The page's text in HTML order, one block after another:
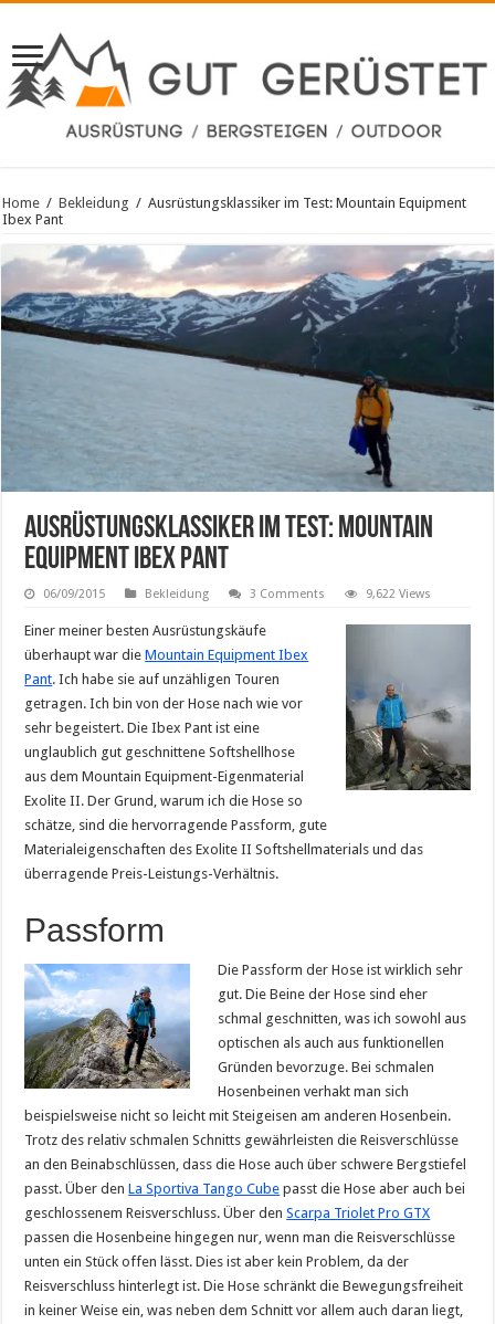
Home / Bekleidung / Ausrüstungsklassiker im Test: Mountain Equipment
Ibex Pant
Ausrüstungsklassiker im Test: Mountain
Equipment Ibex Pant
06/09/2015 Bekleidung 3 Comments 9,622 Views
Einer meiner besten Ausrüstungskäufe
überhaupt war dieMountain Equipment Ibex
Pant. Ich habe sie auf unzähligen Touren
getragen. Ich bin von der Hose nach wie vor
sehr begeistert. Die Ibex Pant ist eine
unglaublich gut geschnittene Softshellhose
aus dem Mountain Equipment-Eigenmaterial
Exolite II. Der Grund, warum ich die Hose so
schätze, sind die hervorragende Passform, gute
Materialeigenschaften des Exolite II Softshellmaterials und das
überragende Preis-Leistungs-Verhältnis.
Passform
Die Passform der Hose ist wirklich sehr
gut. Die Beine der Hose sind eher
schmal geschnitten, was ich sowohl aus
optischen als auch aus funktionellen
Gründen bevorzuge. Bei schmalen
Hosenbeinen verhakt man sich
beispielsweise nicht so leicht mit Steigeisen am anderen Hosenbein.
Trotz des relativ schmalen Schnitts gewährleisten die Reisverschlüsse
an den Beinabschlüssen, dass die Hose auch über schwere Bergstiefel
passt. Über denLa Sportiva Tango Cube passt die Hose aber auch bei
geschlossenem Reisverschluss. Über denScarpa Triolet Pro GTX
passen die Hosenbeine hingegen nur, wenn man die Reisverschlüsse
unten ein Stück offen lässt. Dies ist aber kein Problem, da der
Reisverschluss hinterlegt ist. Die Hose schränkt die Bewegungsfreiheit
in keiner Weise ein, was neben dem Schnitt vor allem auch daran liegt,